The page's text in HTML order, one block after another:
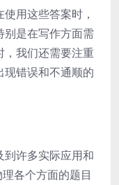
用这些答案时，
是在写作方面需
我们还需要注重
错误和不通顺的
许多实际应用和
各个方面的题目